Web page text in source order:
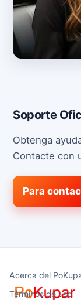
Soporte
Obtenga
Contacte con
Para
Acerca del
Términos de uso